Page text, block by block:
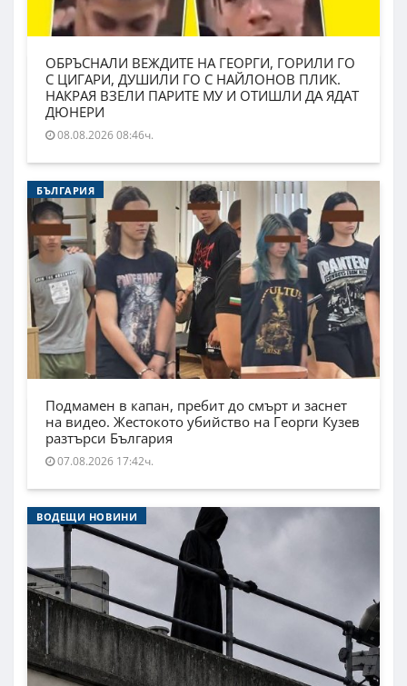
ОБРЪСНАЛИ ВЕЖДИТЕ НА ГЕОРГИ, ГОРИЛИ ГО
С ЦИГАРИ, ДУШИЛИ ГО С НАЙЛОНОВ ПЛИК.
НАКРАЯ ВЗЕЛИ ПАРИТЕ МУ И ОТИШЛИ ДА ЯДАТ
ДЮНЕРИ
08.08.2026 08:46ч.
БЪЛГАРИЯ
Подмамен в капан, пребит до смърт и заснет
на видео. Жестокото убийство на Георги Кузев
разтърси България
07.08.2026 17:42ч.
ВОДЕЩИ НОВИНИ